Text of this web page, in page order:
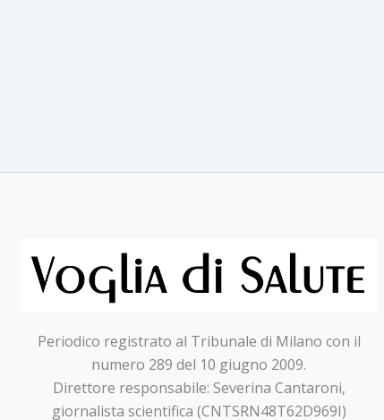
Periodico registrato al Tribunale di Milano con il
numero 289 del 10 giugno 2009.
Direttore responsabile: Severina Cantaroni,
giornalista scientifica (CNTSRN48T62D969I)